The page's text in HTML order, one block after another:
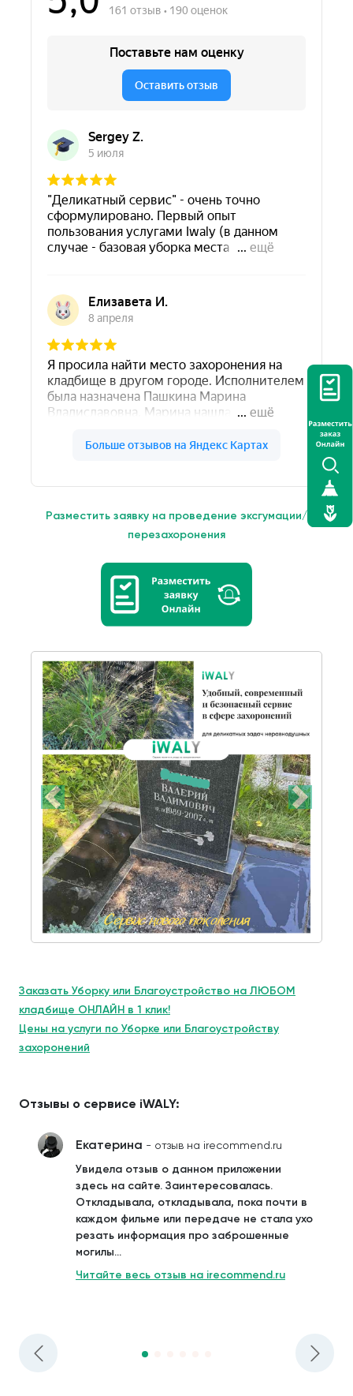
Разместить заявку на проведение эксгумации/
перезахоронения
Заказать Уборку или Благоустройство на ЛЮБОМ
кладбище ОНЛАЙН в 1 клик!
Цены на услуги по Уборке или Благоустройству
захоронений
Отзывы о сервисе iWALY:
Екатерина - отзыв на irecommend.ru
Увидела отзыв о данном приложении
здесь на сайте. Заинтересовалась.
Откладывала, откладывала, пока почти в
каждом фильме или передаче не стала ухо
резать информация про заброшенные
могилы...
Читайте весь отзыв на irecommend.ru